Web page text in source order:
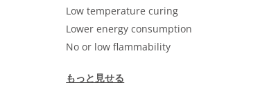
Low temperature curing
Lower energy consumption
No or low flammability
もっと見せる